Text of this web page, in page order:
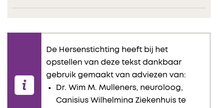
De Hersenstichting heeft bij het
opstellen van deze tekst dankbaar
gebruik gemaakt van adviezen van:
Dr. Wim M. Mulleners, neuroloog,
Canisius Wilhelmina Ziekenhuis te